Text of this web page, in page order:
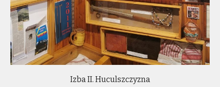
Izba II. Huculszczyzna